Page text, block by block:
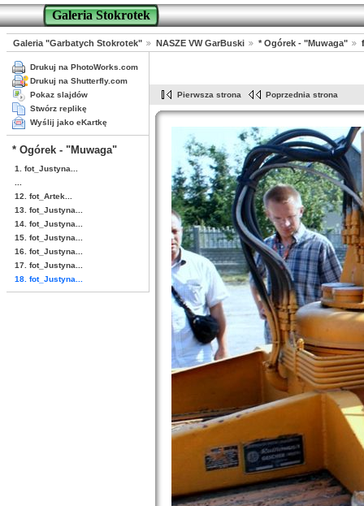
Galeria Stokrotek
Galeria "Garbatych Stokrotek" NASZE VW GarBuski * Ogórek - "Muwaga"
Drukuj na PhotoWorks.com
Drukuj na Shutterfly.com
Pokaz slajdów
Stwórz replikę
Wyślij jako eKartkę
* Ogórek - "Muwaga"
1. fot_Justyna...
12. fot_Artek...
13. fot_Justyna...
14. fot_Justyna...
15. fot_Justyna...
16. fot_Justyna...
17. fot_Justyna...
18. fot_Justyna...
Pierwsza strona Poprzednia strona